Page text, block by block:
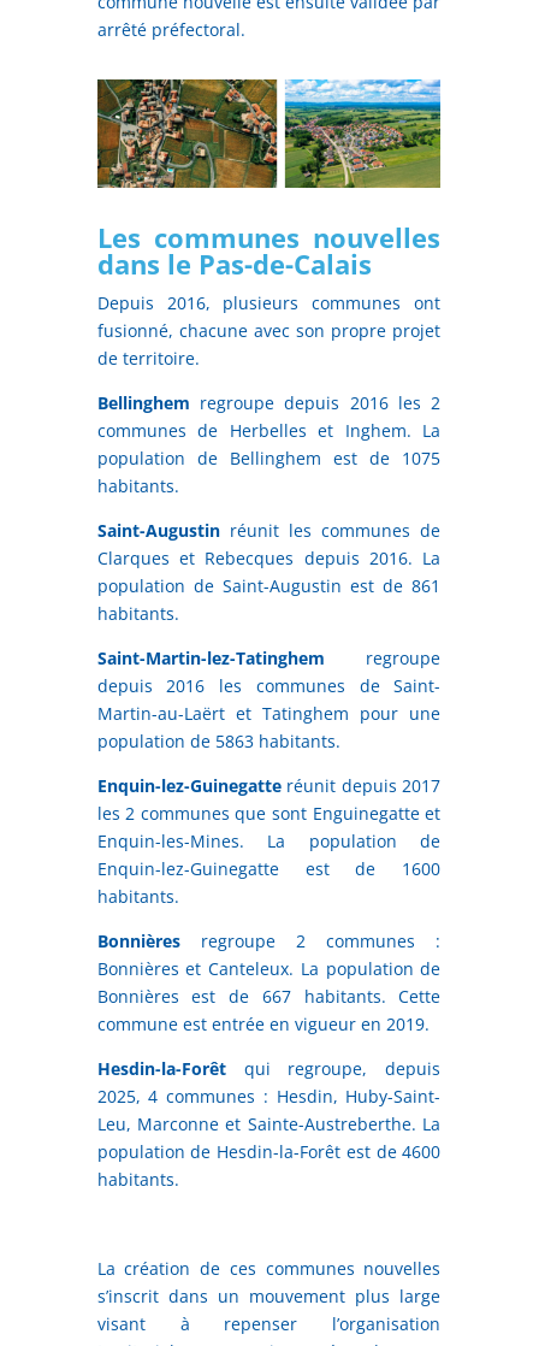
arrêté préfectoral.
Les communes nouvelles
dans le Pas-de-Calais
Depuis 2016, plusieurs communes ont
fusionné, chacune avec son propre projet
de territoire.
Bellinghem regroupe depuis 2016 les 2
communes de Herbelles et Inghem. La
population de Bellinghem est de 1075
habitants.
Saint-Augustinréunit les communes de
Clarques et Rebecques depuis 2016. La
population de Saint-Augustin est de 861
habitants.
Saint-Martin-lez-Tatinghem regroupe
depuis 2016 les communes de Saint-
Martin-au-Laërt et Tatinghem pour une
population de 5863 habitants.
Enquin-lez-Guinegatteréunit depuis 2017
les 2 communes que sont Enguinegatte et
Enquin-les-Mines. La population de
Enquin-lez-Guinegatte est de 1600
habitants.
Bonnièresregroupe 2 communes :
Bonnières et Canteleux. La population de
Bonnières est de 667 habitants. Cette
commune est entrée en vigueur en 2019.
Hesdin-la-Forêtqui regroupe, depuis
2025, 4 communes : Hesdin, Huby-Saint-
Leu, Marconne et Sainte-Austreberthe. La
population de Hesdin-la-Forêt est de 4600
habitants.
La création de ces communes nouvelles
s’inscrit dans un mouvement plus large
visant à repenser l’organisation